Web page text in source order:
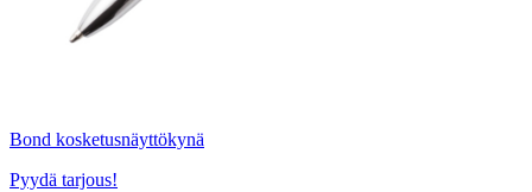
Bond kosketusnäyttökynä
Pyydä tarjous!